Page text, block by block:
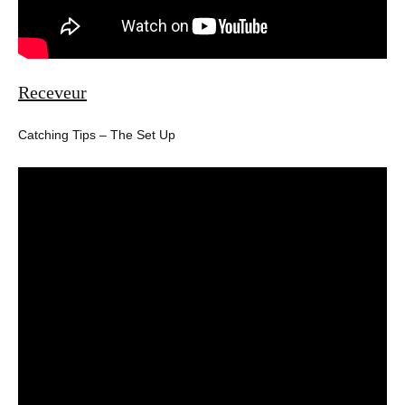
Receveur
Catching Tips – The Set Up